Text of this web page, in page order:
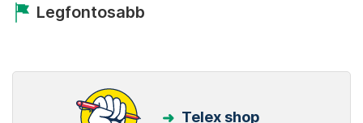
Legfontosabb
Telex shop